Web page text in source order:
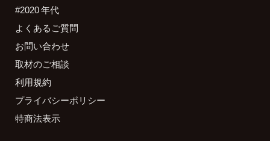
#2020 年代
よくあるご質問
お問い合わせ
取材のご相談
利用規約
プライバシーポリシー
特商法表示